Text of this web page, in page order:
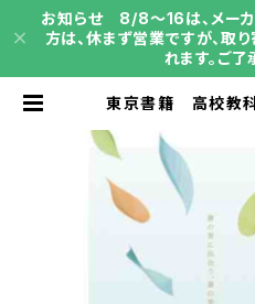
お知らせ 8/8～16は、メーカ
方は、休まず営業ですが、取
れます。ご了
東京書籍 高校教
487165575
6J3WH SKU：
之書店（いく